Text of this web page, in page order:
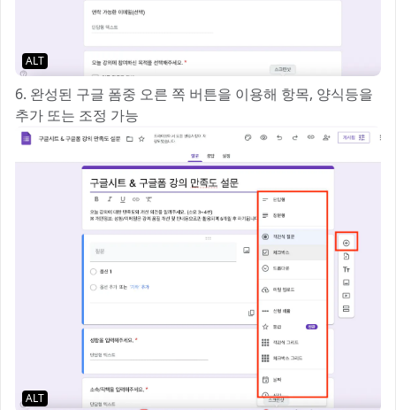
ALT
6. 완성된 구글 폼중 오른 쪽 버튼을 이용해 항목, 양식등을
추가 또는 조정 가능
ALT